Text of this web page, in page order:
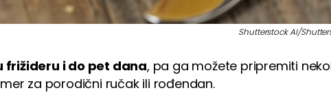
Shutterstock AI/
frižideru i do pet dana, pa ga možete pripremiti
za porodični ručak ili rođendan.